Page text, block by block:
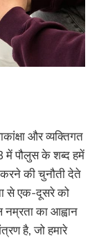
और व्यक्तिगत
में पौलुस के शब्द हमें
की चुनौती देते
से एक-दूसरे को
का आह्वान
है, जो हमारे